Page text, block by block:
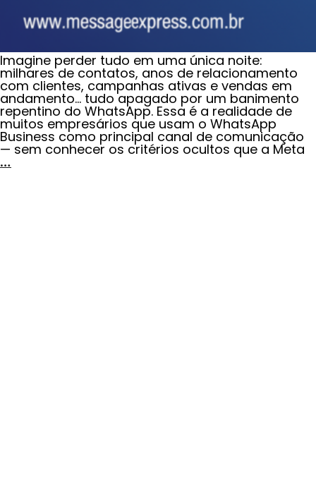
Imagine perder tudo em uma única noite:
milhares de contatos, anos de relacionamento
com clientes, campanhas ativas e vendas em
andamento… tudo apagado por um banimento
repentino do WhatsApp. Essa é a realidade de
muitos empresários que usam o WhatsApp
Business como principal canal de comunicação
— sem conhecer os critérios ocultos que a Meta
…